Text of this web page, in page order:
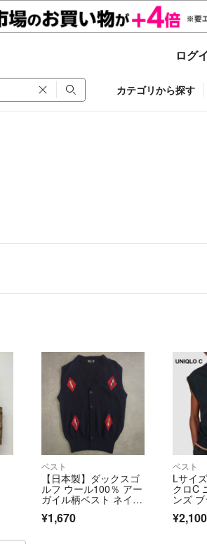
ログ
カテゴリから探す
ベスト
【日本製】ダックスゴ
ルフ ウール100％ アー
ガイル柄ベスト ネイビ
ー【М】
¥1,670
ベスト
Lサイ
クロC
ンズ
夏 完売
¥2,100